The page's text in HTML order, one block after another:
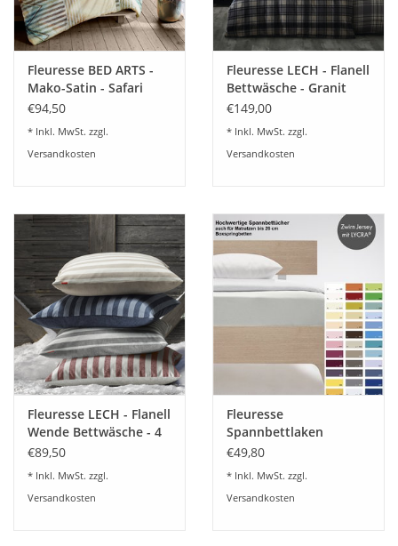
• 100% Mako-Baumwolle
• feines Satin-Gewebe mit edlem Glanz
• hochwertiger Druck
• verdeckter Qualitäts-Reißverschluss
• bügel- und pflegeleicht
• OEKO-TEX®MADE IN GREEN zertifiziert
Blütenstand zarter Zweige. Der Kontrast der Blüten mit dem
blauen Fond ergibt eine traumhaft schöne Bettwäsche-
Komposition.
Pflegehinweis:
Gerne beraten wir Sie dazu
07322-919376
Fleuresse BED ARTS -
Mako-Satin - Safari
114350
€94,50
* Inkl. MwSt. zzgl.
Versandkosten
Fleuresse LECH - Flanell
Bettwäsche - Granit
604264
€149,00
* Inkl. MwSt. zzgl.
Versandkosten
Fleuresse LECH - Flanell
Wende Bettwäsche - 4
Farben 603871
€89,50
* Inkl. MwSt. zzgl.
Versandkosten
Fleuresse
Spannbettlaken
comfort 9-Farben
€49,80
* Inkl. MwSt. zzgl.
Versandkosten